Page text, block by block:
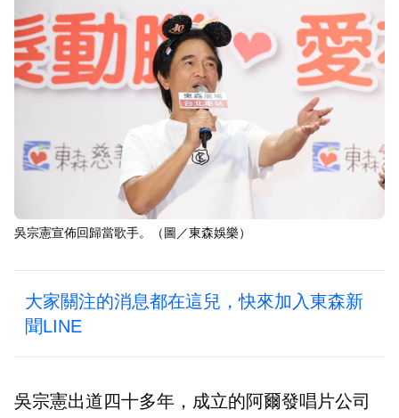
吳宗憲宣佈回歸當歌手。（圖／東森娛樂）
大家關注的消息都在這兒，快來加入東森新
聞LINE
吳宗憲出道四十多年，成立的阿爾發唱片公司